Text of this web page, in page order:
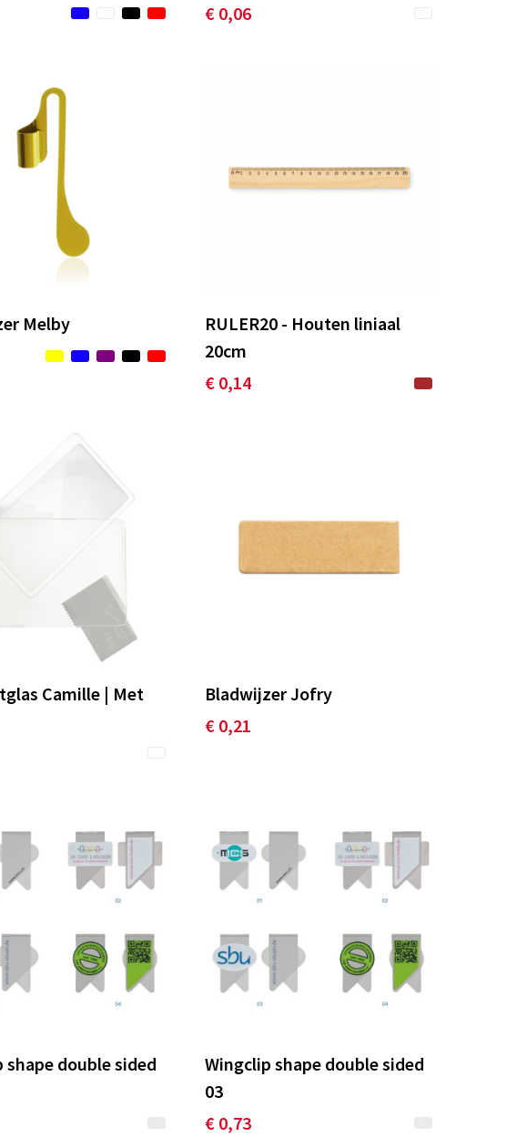
€ 0,06
Melby
RULER20 - Houten liniaal
20cm
€ 0,14
Camille | Met
Bladwijzer Jofry
€ 0,21
shape double sided
Wingclip shape double sided
03
€ 0,73